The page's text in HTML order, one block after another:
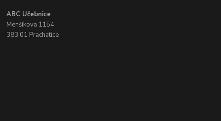
ABC Učebnice
Menšíkova 1154
383 01 Prachatice